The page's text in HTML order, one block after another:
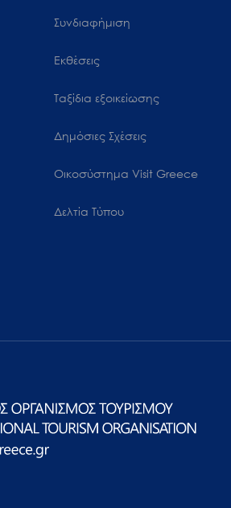
Συνδιαφήμιση
Εκθέσεις
Ταξίδια εξοικείωσης
Δημόσιες Σχέσεις
Oικοσύστημα Visit Greece
Δελτία Τύπου